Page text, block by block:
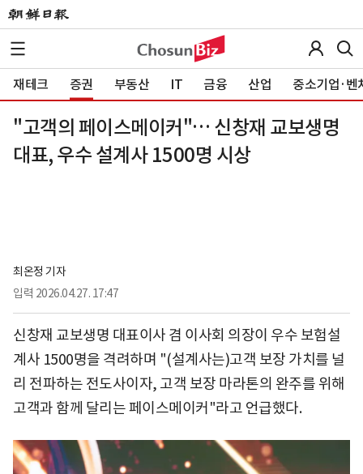
재테크 증권 부동산 IT 금융 산업 중소기업·벤
"고객의 페이스메이커"… 신창재 교보생명
대표, 우수 설계사 1500명 시상
최온정 기자
입력 2026.04.27. 17:47
신창재 교보생명 대표이사 겸 이사회 의장이 우수 보험설
계사 1500명을 격려하며 "(설계사는)고객 보장 가치를 널
리 전파하는 전도사이자, 고객 보장 마라톤의 완주를 위해
고객과 함께 달리는 페이스메이커"라고 언급했다.